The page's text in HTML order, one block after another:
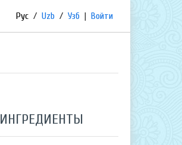
Рус / Uzb / Узб | Войти
ИНГРЕДИЕНТЫ